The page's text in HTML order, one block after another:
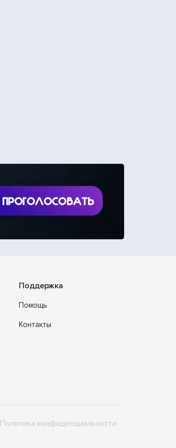
Поддержка
Помощь
Контакты
Политика конфиденциальности